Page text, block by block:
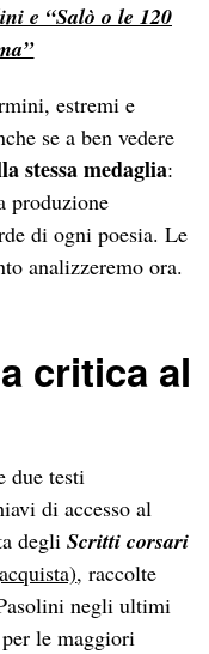
e “Salò o le 120
estremi e
se a ben vedere
stessa medaglia:
produzione
di ogni poesia. Le
analizzeremo ora.
critica al
due testi
di accesso al
degliScritti corsari
, raccolte
negli ultimi
le maggiori